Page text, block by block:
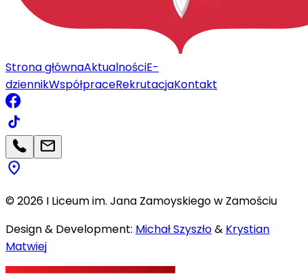
Strona głównaAktualnościE-
dziennikWspółpraceRekrutacjaKontakt
©2026 I Liceum im. Jana Zamoyskiego w Zamościu
Design & Development: Michał Szyszło& Krystian
Matwiej